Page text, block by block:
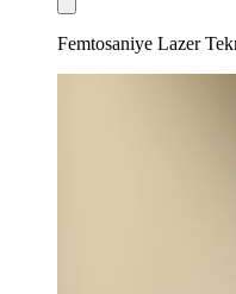
Femtosaniye Lazer